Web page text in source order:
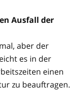
Ausfall der
aber der
es in der
einen
zu beauftragen.